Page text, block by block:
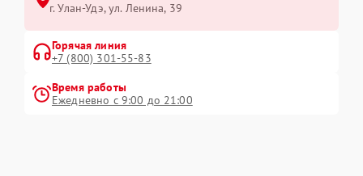
г. Улан-Удэ, ул. Ленина, 39
Горячая линия
+7 (800) 301-55-83
Время работы
Ежедневно с 9:00 до 21:00